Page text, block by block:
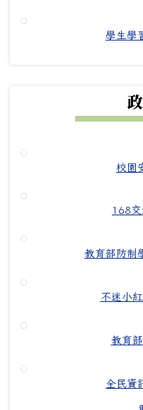
學生學
校園
168
教育部防制
不迷小
教育
全民資